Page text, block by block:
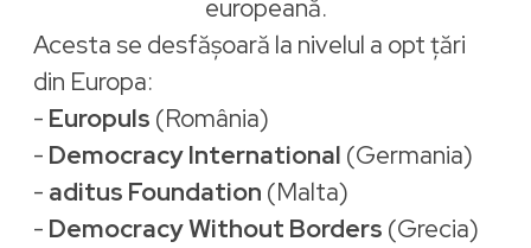
europeană.
Acesta se desfășoară la nivelul a opt țări
din Europa:
- Europuls (România)
- Democracy International (Germania)
- aditus Foundation (Malta)
- Democracy Without Borders (Grecia)